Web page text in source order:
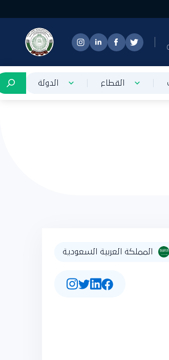
القطاع الدولة
المملكة العربية السعودية